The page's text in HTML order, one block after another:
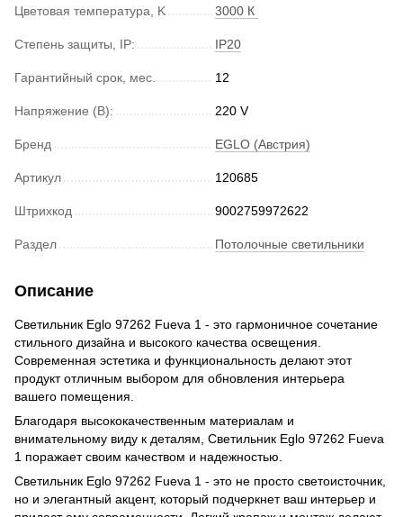
Цветовая температура, K 3000 К
Степень защиты, IP: IP20
Гарантийный срок, мес. 12
Напряжение (В): 220 V
Бренд EGLO (Австрия)
Артикул 120685
Штрихкод 9002759972622
Раздел Потолочные светильники
Описание
Светильник Eglo 97262 Fueva 1 - это гармоничное сочетание
стильного дизайна и высокого качества освещения.
Современная эстетика и функциональность делают этот
продукт отличным выбором для обновления интерьера
вашего помещения.
Благодаря высококачественным материалам и
внимательному виду к деталям, Светильник Eglo 97262 Fueva
1 поражает своим качеством и надежностью.
Светильник Eglo 97262 Fueva 1 - это не просто светоисточник,
но и элегантный акцент, который подчеркнет ваш интерьер и